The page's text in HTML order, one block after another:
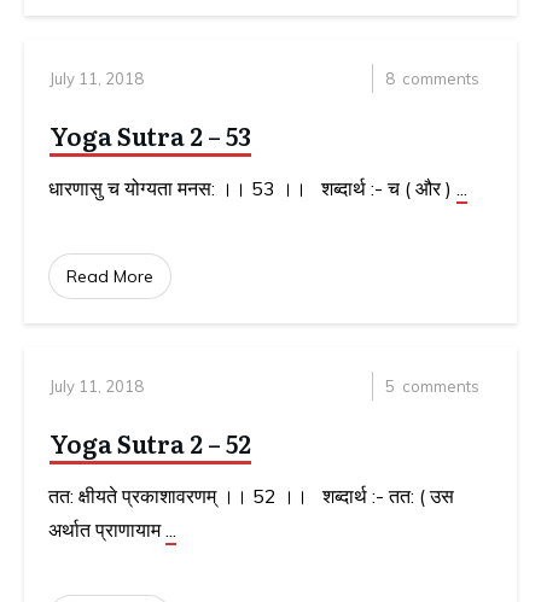
July 11, 2018 8 comments
Yoga Sutra 2 – 53
धारणासु च योग्यता मनस: ।। 53 ।। शब्दार्थ :- च ( और ) ...
Read More
July 11, 2018 5 comments
Yoga Sutra 2 – 52
तत: क्षीयते प्रकाशावरणम् ।। 52 ।। शब्दार्थ :- तत: ( उस
अर्थात प्राणायाम...